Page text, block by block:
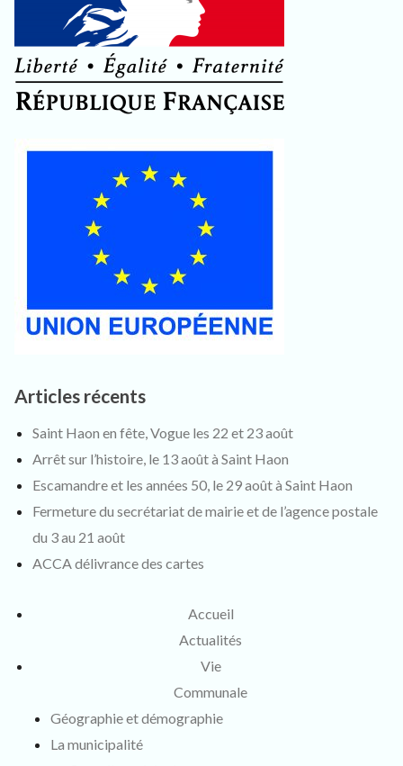
Articles récents
Saint Haon en fête, Vogue les 22 et 23 août
Arrêt sur l’histoire, le 13 août à Saint Haon
Escamandre et les années 50, le 29 août à Saint Haon
Fermeture du secrétariat de mairie et de l’agence postale
du 3 au 21 août
ACCA délivrance des cartes
Accueil
Actualités
Vie
Communale
Géographie et démographie
La municipalité